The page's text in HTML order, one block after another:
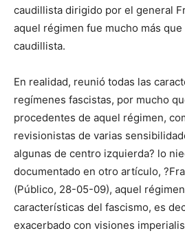
caudillista dirigido por el general
aquel régimen fue mucho más
caudillista.
En realidad, reunió todas las
regímenes fascistas, por mucho
procedentes de aquel régimen,
revisionistas de varias
algunas de centro izquierda? lo
documentado en otro artículo,
(Público, 28-05-09), aquel
características del fascismo, es
exacerbado con visiones